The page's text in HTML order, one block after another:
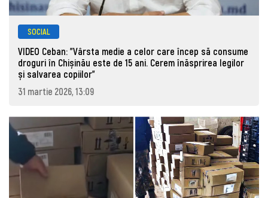
SOCIAL
VIDEO Ceban: "Vârsta medie a celor care încep să consume
droguri în Chișinău este de 15 ani. Cerem înăsprirea legilor
și salvarea copiilor"
31 martie 2026, 13:09